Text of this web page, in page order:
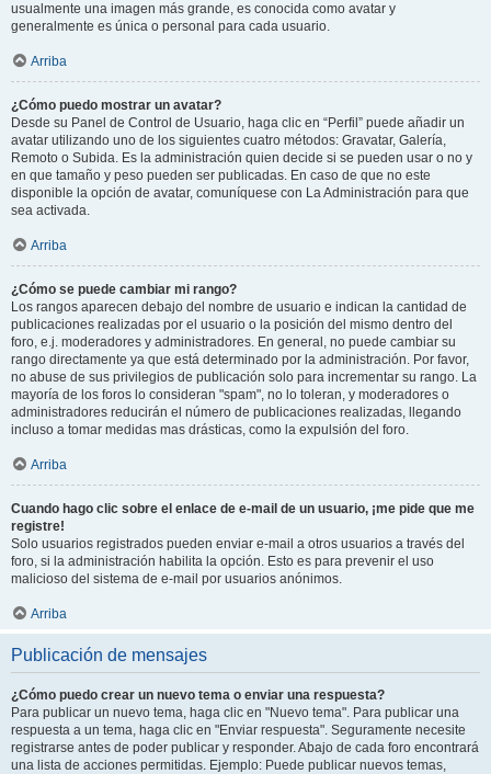
usualmente una imagen más grande, es conocida como avatar y
generalmente es única o personal para cada usuario.
Arriba
¿Cómo puedo mostrar un avatar?
Desde su Panel de Control de Usuario, haga clic en “Perfil” puede añadir un
avatar utilizando uno de los siguientes cuatro métodos: Gravatar, Galería,
Remoto o Subida. Es la administración quien decide si se pueden usar o no y
en que tamaño y peso pueden ser publicadas. En caso de que no este
disponible la opción de avatar, comuníquese con La Administración para que
sea activada.
Arriba
¿Cómo se puede cambiar mi rango?
Los rangos aparecen debajo del nombre de usuario e indican la cantidad de
publicaciones realizadas por el usuario o la posición del mismo dentro del
foro, e.j. moderadores y administradores. En general, no puede cambiar su
rango directamente ya que está determinado por la administración. Por favor,
no abuse de sus privilegios de publicación solo para incrementar su rango. La
mayoría de los foros lo consideran "spam", no lo toleran, y moderadores o
administradores reducirán el número de publicaciones realizadas, llegando
incluso a tomar medidas mas drásticas, como la expulsión del foro.
Arriba
Cuando hago clic sobre el enlace de e-mail de un usuario, ¡me pide que me
registre!
Solo usuarios registrados pueden enviar e-mail a otros usuarios a través del
foro, si la administración habilita la opción. Esto es para prevenir el uso
malicioso del sistema de e-mail por usuarios anónimos.
Arriba
Publicación de mensajes
¿Cómo puedo crear un nuevo tema o enviar una respuesta?
Para publicar un nuevo tema, haga clic en "Nuevo tema". Para publicar una
respuesta a un tema, haga clic en "Enviar respuesta". Seguramente necesite
registrarse antes de poder publicar y responder. Abajo de cada foro encontrará
una lista de acciones permitidas. Ejemplo: Puede publicar nuevos temas,